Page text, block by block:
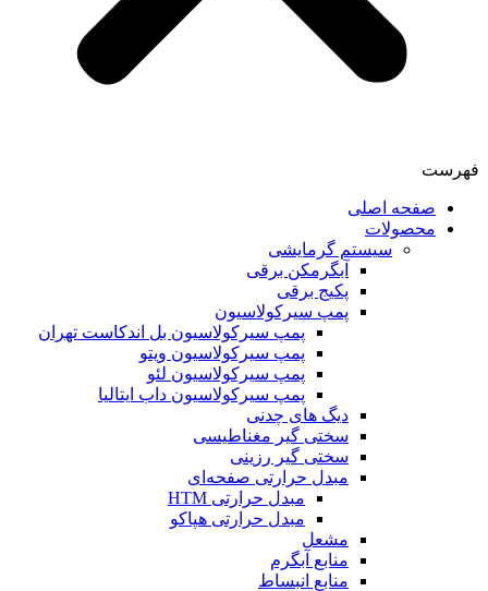
فهرست
صفحه اصلی
محصولات
سیستم گرمایشی
آبگرمکن برقی
پکیج برقی
پمپ سیرکولاسیون
پمپ سیرکولاسیون بل اندکاست تهران
پمپ سیرکولاسیون ویتو
پمپ سیرکولاسیون لئو
پمپ سیرکولاسیون داب ایتالیا
دیگ های چدنی
سختی گیر مغناطیسی
سختی گیر رزینی
مبدل حرارتی صفحه‌ای
مبدل حرارتی HTM‎
مبدل حرارتی هپاکو
مشعل
منابع آبگرم
منابع انبساط